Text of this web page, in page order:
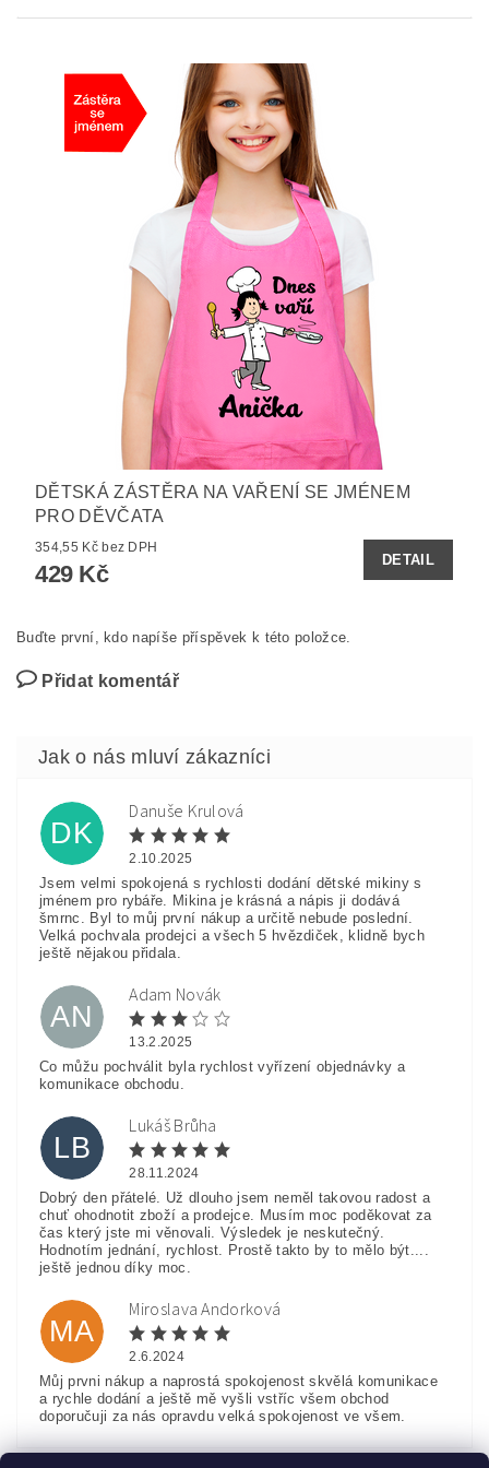
DĚTSKÁ ZÁSTĚRA NA VAŘENÍ SE JMÉNEM
PRO DĚVČATA
354,55 Kč bez DPH
429 Kč
DETAIL
Buďte první, kdo napíše příspěvek k této položce.
Přidat komentář
DK
Danuše Krulová
2.10.2025
Jsem velmi spokojená s rychlosti dodání dětské mikiny s
jménem pro rybáře. Mikina je krásná a nápis ji dodává
šmrnc. Byl to můj první nákup a určitě nebude poslední.
Velká pochvala prodejci a všech 5 hvězdiček, klidně bych
ještě nějakou přidala.
AN
Adam Novák
13.2.2025
Co můžu pochválit byla rychlost vyřízení objednávky a
komunikace obchodu.
LB
Lukáš Brůha
28.11.2024
Dobrý den přátelé. Už dlouho jsem neměl takovou radost a
chuť ohodnotit zboží a prodejce. Musím moc poděkovat za
čas který jste mi věnovali. Výsledek je neskutečný.
Hodnotím jednání, rychlost. Prostě takto by to mělo být....
ještě jednou díky moc.
MA
Miroslava Andorková
2.6.2024
Můj prvni nákup a naprostá spokojenost skvělá komunikace
a rychle dodání a ještě mě vyšli vstříc všem obchod
doporučuji za nás opravdu velká spokojenost ve všem.